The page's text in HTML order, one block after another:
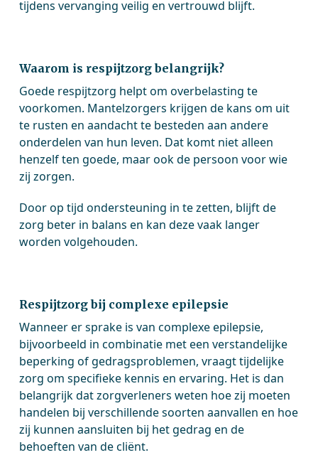
tijdens vervanging veilig en vertrouwd blijft.
Waarom is respijtzorg belangrijk?
Goede respijtzorg helpt om overbelasting te
voorkomen. Mantelzorgers krijgen de kans om uit
te rusten en aandacht te besteden aan andere
onderdelen van hun leven. Dat komt niet alleen
henzelf ten goede, maar ook de persoon voor wie
zij zorgen.
Door op tijd ondersteuning in te zetten, blijft de
zorg beter in balans en kan deze vaak langer
worden volgehouden.
Respijtzorg bij complexe epilepsie
Wanneer er sprake is van complexe epilepsie,
bijvoorbeeld in combinatie met een verstandelijke
beperking of gedragsproblemen, vraagt tijdelijke
zorg om specifieke kennis en ervaring. Het is dan
belangrijk dat zorgverleners weten hoe zij moeten
handelen bij verschillende soorten aanvallen en hoe
zij kunnen aansluiten bij het gedrag en de
behoeften van de cliënt.